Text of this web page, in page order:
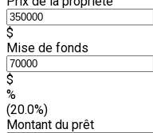
$
Mise de fonds
$
%
(20.0%)
Montant du prêt